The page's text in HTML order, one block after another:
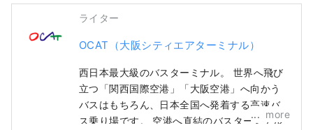
ライター
OCAT（大阪シティエアターミナル）
西日本最大級のバスターミナル。 世界へ飛び
立つ「関西国際空港」「大阪空港」へ向かう
バスはもちろん、日本全国へ発着する高速バ
ス乗り場です。 空港へ直結のバスターミナル
more